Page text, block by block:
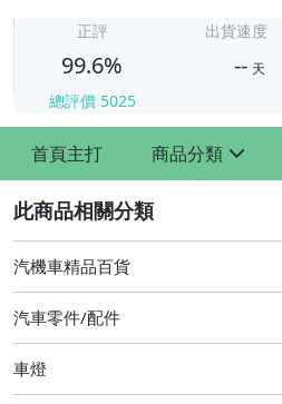
正評
99.6%
總評價 5025
出貨速度
-- 天
首頁主打 商品分類
其他汽車零配件
汽機車精品百貨
汽車零件/配件
車燈